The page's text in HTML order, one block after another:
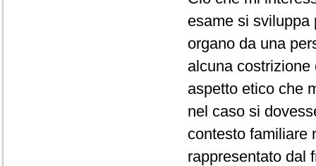
esame si sviluppa
organo da una
alcuna
aspetto etico che
nel caso si
contesto familiare
rappresentato dal